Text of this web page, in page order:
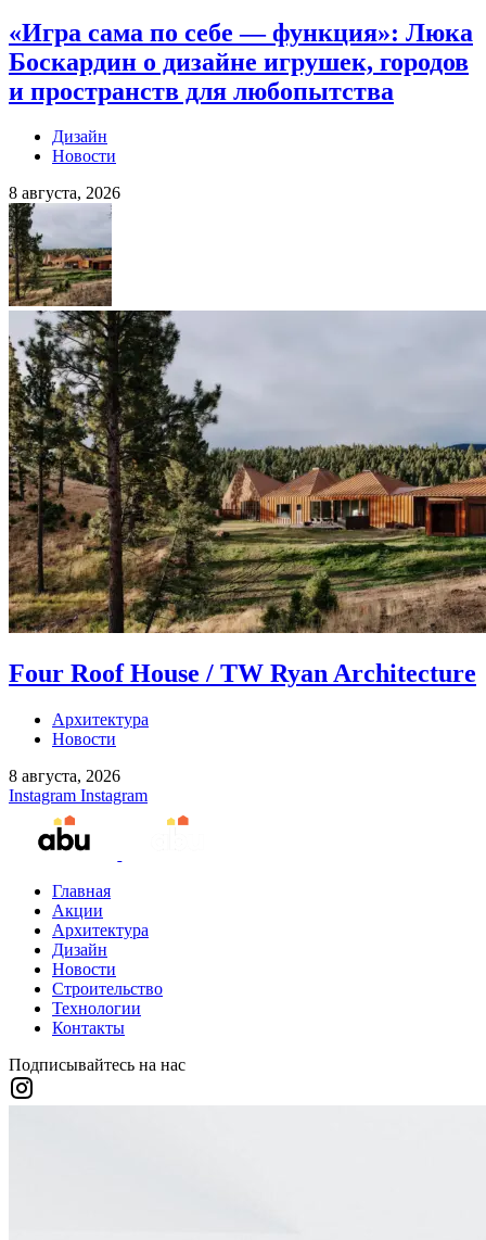
«Игра сама по себе — функция»: Люка
Боскардин о дизайне игрушек, городов
и пространств для любопытства
Дизайн
Новости
8 августа, 2026
Four Roof House / TW Ryan Architecture
Архитектура
Новости
8 августа, 2026
Instagram Instagram
Главная
Акции
Архитектура
Дизайн
Новости
Строительство
Технологии
Контакты
Подписывайтесь на нас